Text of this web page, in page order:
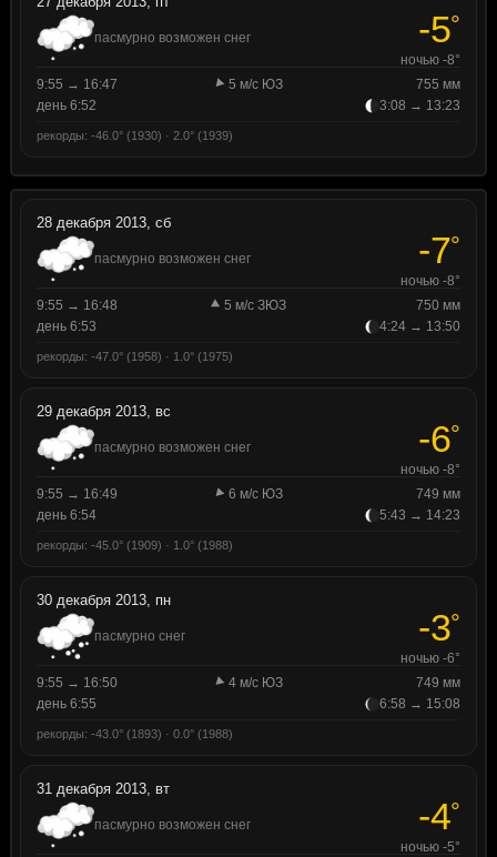
пасмурно возможен снег -5°
ночью -8°
9:55 → 16:47
5 м/с ЮЗ
755 мм
день 6:52
3:08 → 13:23
рекорды: -46.0° (1930) · 2.0° (1939)
28 декабря 2013, сб
пасмурно возможен снег -7°
ночью -8°
9:55 → 16:48
5 м/с ЗЮЗ
750 мм
день 6:53
4:24 → 13:50
рекорды: -47.0° (1958) · 1.0° (1975)
29 декабря 2013, вс
пасмурно возможен снег -6°
ночью -8°
9:55 → 16:49
6 м/с ЮЗ
749 мм
день 6:54
5:43 → 14:23
рекорды: -45.0° (1909) · 1.0° (1988)
30 декабря 2013, пн
пасмурно снег -3°
ночью -6°
9:55 → 16:50
4 м/с ЮЗ
749 мм
день 6:55
6:58 → 15:08
рекорды: -43.0° (1893) · 0.0° (1988)
31 декабря 2013, вт
пасмурно возможен снег -4°
ночью -5°